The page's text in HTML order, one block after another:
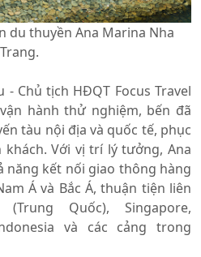
du thuyền Ana Marina Nha
Trang.
Chủ tịch HĐQT Focus Travel
hành thử nghiệm, bến đã
tàu nội địa và quốc tế, phục
Với vị trí lý tưởng, Ana
năng kết nối giao thông hàng
Á và Bắc Á, thuận tiện liên
Quốc), Singapore,
và các cảng trong